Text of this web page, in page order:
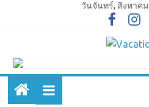
วันจันทร์, สิงหาคม